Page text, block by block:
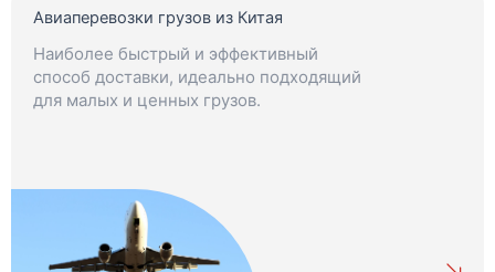
Авиаперевозки грузов из Китая
Наиболее быстрый и эффективный
способ доставки, идеально подходящий
для малых и ценных грузов.